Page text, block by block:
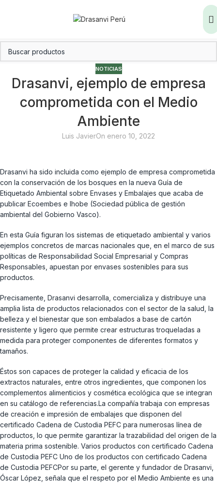
NOTICIAS
Drasanvi, ejemplo de empresa
comprometida con el Medio
Ambiente
Luis JavierOn enero 10, 2022
Drasanvi ha sido incluida como ejemplo de empresa comprometida
con la conservación de los bosques en la nueva Guía de
Etiquetado Ambiental sobre Envases y Embalajes que acaba de
publicar Ecoembes e Ihobe (Sociedad pública de gestión
ambiental del Gobierno Vasco).
En esta Guía figuran los sistemas de etiquetado ambiental y varios
ejemplos concretos de marcas nacionales que, en el marco de sus
políticas de Responsabilidad Social Empresarial y Compras
Responsables, apuestan por envases sostenibles para sus
productos.
Precisamente, Drasanvi desarrolla, comercializa y distribuye una
amplia lista de productos relacionados con el sector de la salud, la
belleza y el bienestar que son embalados a base de cartón
resistente y ligero que permite crear estructuras troqueladas a
medida para proteger componentes de diferentes formatos y
tamaños.
Éstos son capaces de proteger la calidad y eficacia de los
extractos naturales, entre otros ingredientes, que componen los
complementos alimenticios y cosmética ecológica que se integran
en su catálogo de referencias.La compañía trabaja con empresas
de creación e impresión de embalajes que disponen del
certificado Cadena de Custodia PEFC para numerosas línea de
productos, lo que permite garantizar la trazabilidad del origen de la
materia prima sostenible. Varios productos con certificado Cadena
de Custodia PEFC Uno de los productos con certificado Cadena
de Custodia PEFCPor su parte, el gerente y fundador de Drasanvi,
Óscar López, señala que el respeto por el Medio Ambiente es una